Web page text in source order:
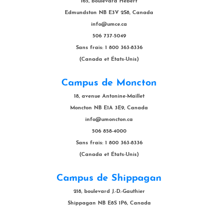
165, boulevard Hébert
Edmundston NB E3V 2S8, Canada
info@umce.ca
506 737-5049
Sans frais: 1 800 363-8336
(Canada et États-Unis)
Campus de Moncton
18, avenue Antonine-Maillet
Moncton NB E1A 3E9, Canada
info@umoncton.ca
506 858-4000
Sans frais: 1 800 363-8336
(Canada et États-Unis)
Campus de Shippagan
218, boulevard J.-D.-Gauthier
Shippagan NB E8S 1P6, Canada